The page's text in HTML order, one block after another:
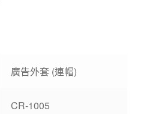
廣告外套 (連帽)
CR-1005